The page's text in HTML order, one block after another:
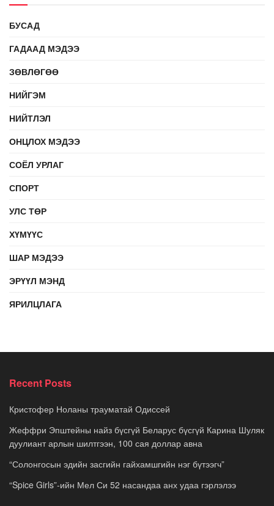
БУСАД
ГАДААД МЭДЭЭ
ЗӨВЛӨГӨӨ
НИЙГЭМ
НИЙТЛЭЛ
ОНЦЛОХ МЭДЭЭ
СОЁЛ УРЛАГ
СПОРТ
УЛС ТӨР
ХҮМҮҮС
ШАР МЭДЭЭ
ЭРҮҮЛ МЭНД
ЯРИЛЦЛАГА
Recent Posts
Кристофер Ноланы трауматай Одиссей
Жеффри Эпштейны найз бүсгүй Беларус бүсгүй Карина Шуляк
дуулиант арлын шилтгээн, 100 сая доллар авна
“Солонгосын эдийн засгийн гайхамшгийн нэг бүтээгч”
“Spice Girls”-ийн Мел Си 52 насандаа анх удаа гэрлэлээ